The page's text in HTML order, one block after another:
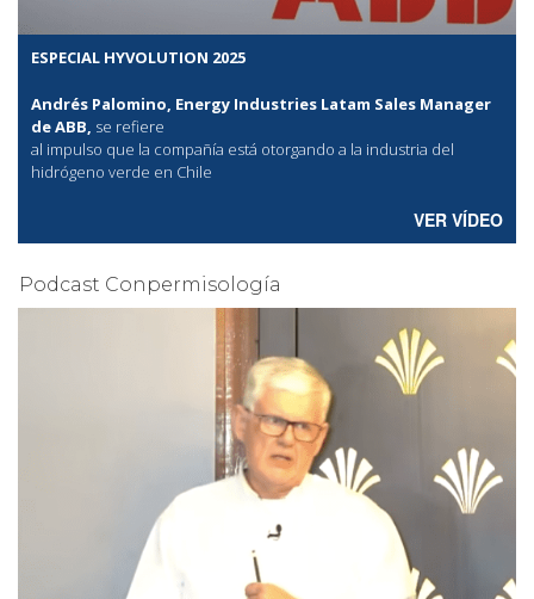
ESPECIAL HYVOLUTION 2025
Andrés Palomino, Energy Industries Latam Sales Manager
de ABB, se refiere
al impulso que la compañía está otorgando a la industria del
hidrógeno verde en Chile
VER VÍDEO
Podcast Conpermisología